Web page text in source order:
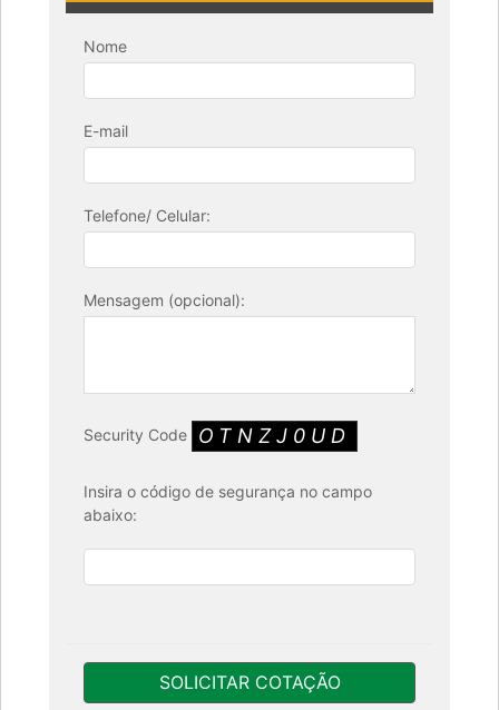
Nome
E-mail
Telefone/ Celular:
Mensagem (opcional):
Security Code OTNZJ0UD
Insira o código de segurança no campo
abaixo:
SOLICITAR COTAÇÃO